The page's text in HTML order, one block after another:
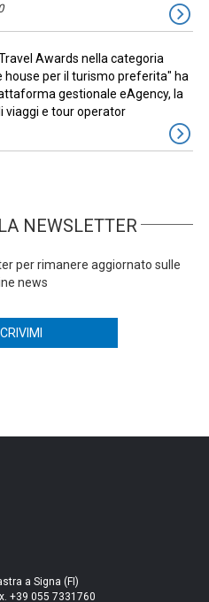
Awards nella categoria
house per il turismo preferita" ha
gestionale eAgency, la
viaggi e tour operator
NEWSLETTER
per rimanere aggiornato sulle
news
a Signa (FI)
+39 055 7331760